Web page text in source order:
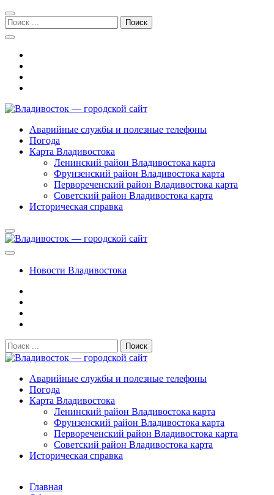
Перейти
к
навигации
Перейти
к
содержимому
Поиск:
Владивосток — городской сайт
Аварийные службы и полезные телефоны
Погода
Карта Владивостока
Ленинский район Владивостока карта
Фрунзенский район Владивостока карта
Первореченский район Владивостока карта
Советский район Владивостока карта
Историческая справка
Новости Владивостока
Поиск:
Владивосток — городской сайт
Аварийные службы и полезные телефоны
Погода
Карта Владивостока
Ленинский район Владивостока карта
Фрунзенский район Владивостока карта
Первореченский район Владивостока карта
Советский район Владивостока карта
Историческая справка
Главная